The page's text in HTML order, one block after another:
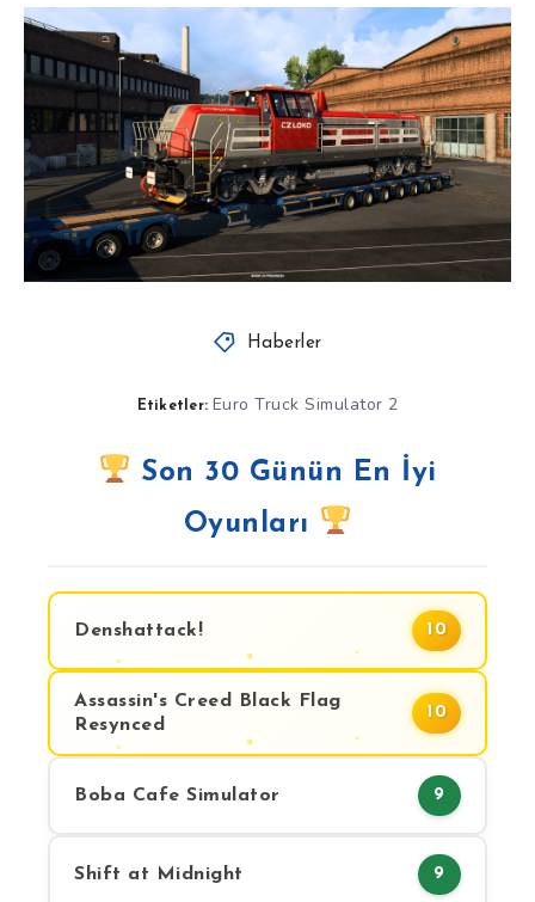
Haberler
Etiketler: Euro Truck Simulator 2
Son 30 Günün En İyi
Oyunları
Denshattack! 10
Assassin's Creed Black Flag
Resynced
10
Boba Cafe Simulator 9
Shift at Midnight 9